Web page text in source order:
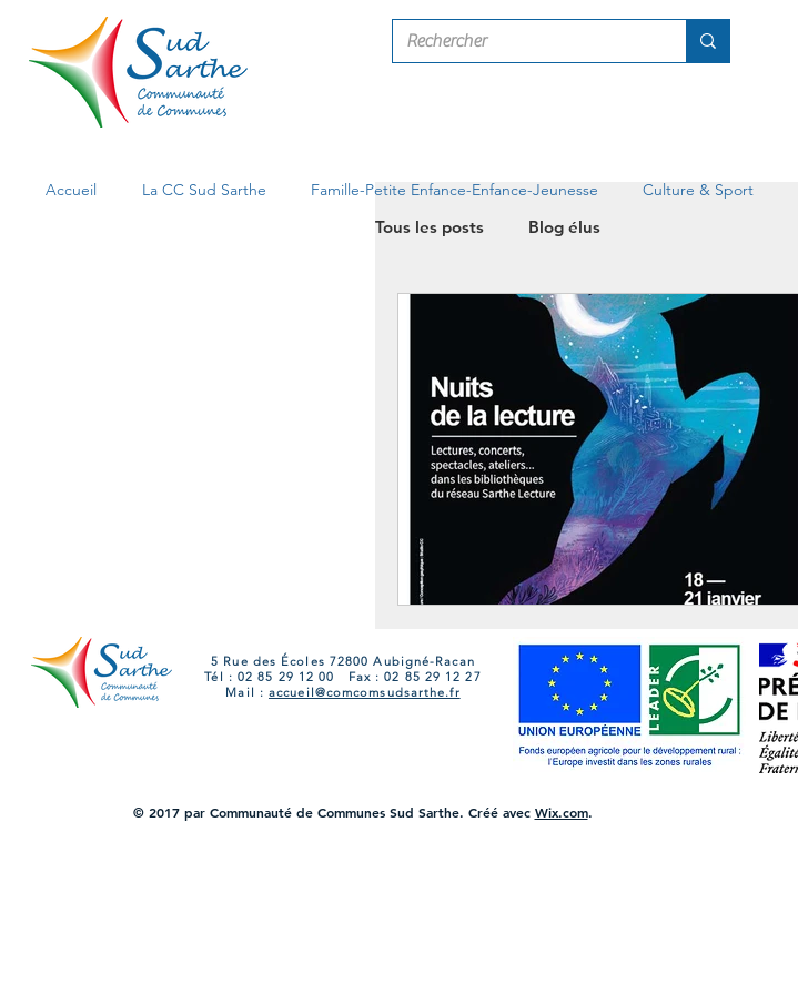
Tous les posts Blog élus
Accueil La CC Sud Sarthe Famille-Petite Enfance-Enfance-Jeunesse Culture & Sport
5 Rue des Écoles 72800 Aubigné-Racan
Tél : 02 85 29 12 00 Fax : 02 85 29 12 27
Mail :accueil@comcomsudsarthe.fr
© 2017 par Communauté de Communes Sud Sarthe. Créé avec Wix.com.